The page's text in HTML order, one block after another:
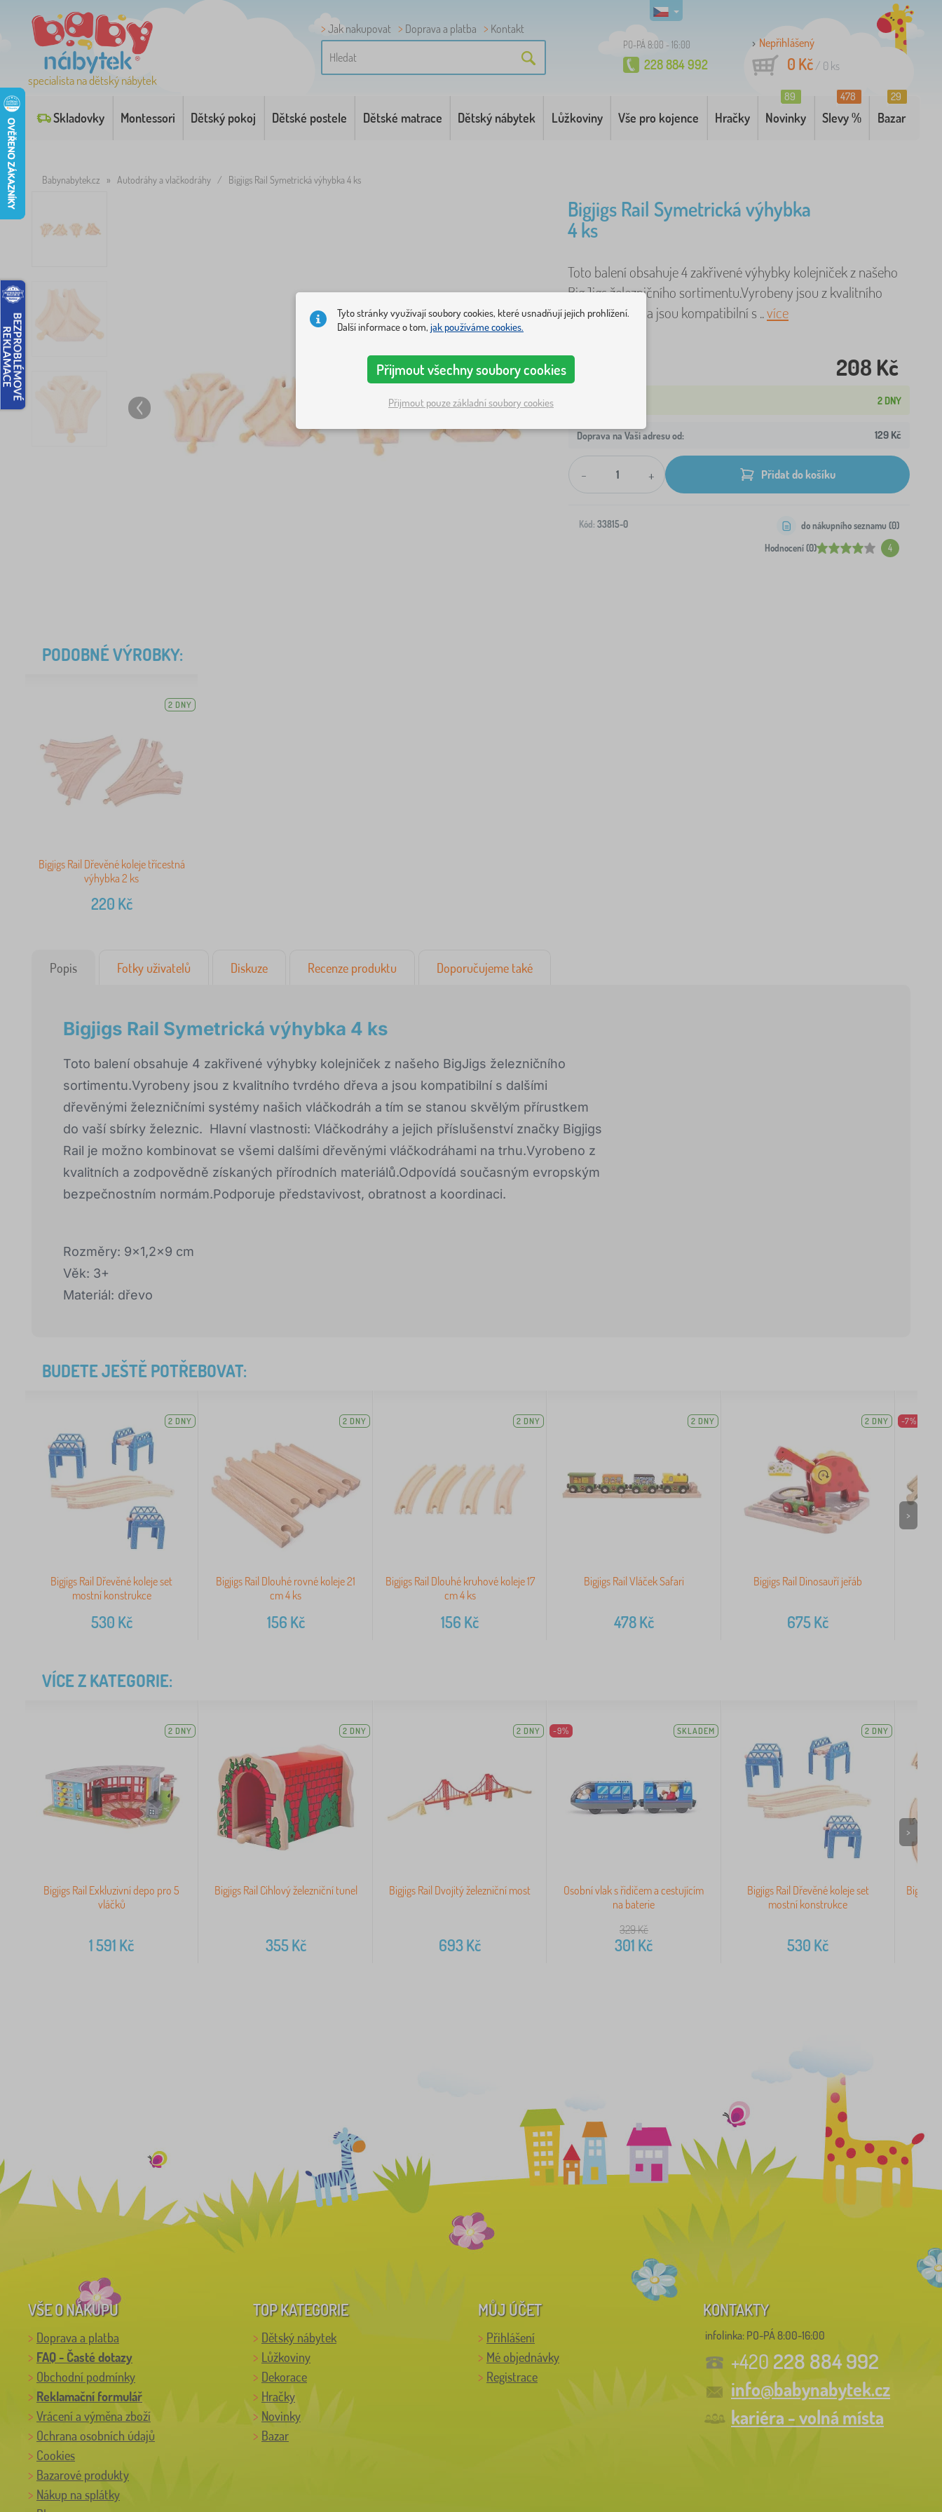
specialista na dětský nábytek
Jak nakupovat Doprava a platba Kontakt
PO-PÁ 8:00 - 16:00
228 884 992
Nepřihlášený
0 Kč/ 0 ks
Skladovky Montessori Dětský pokoj Dětské postele Dětské matrace Dětský nábytek Lůžkoviny Vše pro kojence Hračky Novinky
89
Slevy %
478
Bazar
29
Babynabytek.cz » Autodráhy a vlačkodráhy / Bigjigs Rail Symetrická výhybka 4 ks
Bigjigs Rail Symetrická výhybka
4 ks
Toto balení obsahuje 4 zakřivené výhybky kolejniček z našeho
BigJigs železničního sortimentu.Vyrobeny jsou z kvalitního
tvrdého dřeva a jsou kompatibilní s ..více
208 Kč
2 DNY
Doprava na Vaši adresu od: 129 Kč
- + Přidat do košíku
Kód: 33815-0
Hodnocení (0) 4
do nákupního seznamu (0)
PODOBNÉ VÝROBKY:
2 DNY
Bigjigs Rail Dřevěné koleje třícestná
výhybka 2 ks
220 Kč
Popis Fotky uživatelů Diskuze Recenze produktu Doporučujeme také
Bigjigs Rail Symetrická výhybka 4 ks
Toto balení obsahuje 4 zakřivené výhybky kolejniček z našeho BigJigs železničního
sortimentu.Vyrobeny jsou z kvalitního tvrdého dřeva a jsou kompatibilní s dalšími
dřevěnými železničními systémy našich vláčkodráh a tím se stanou skvělým přírustkem
do vaší sbírky železnic. Hlavní vlastnosti: Vláčkodráhy a jejich příslušenství značky Bigjigs
Rail je možno kombinovat se všemi dalšími dřevěnými vláčkodráhami na trhu.Vyrobeno z
kvalitních a zodpovědně získaných přírodních materiálů.Odpovídá současným evropským
bezpečnostním normám.Podporuje představivost, obratnost a koordinaci.
Rozměry: 9x1,2x9 cm
Věk: 3+
Materiál: dřevo
BUDETE JEŠTĚ POTŘEBOVAT:
2 DNY
Bigjigs Rail Dřevěné koleje set
mostní konstrukce
530 Kč
2 DNY
Bigjigs Rail Dlouhé rovné koleje 21
cm 4 ks
156 Kč
2 DNY
Bigjigs Rail Dlouhé kruhové koleje 17
cm 4 ks
156 Kč
2 DNY
Bigjigs Rail Vláček Safari
478Kč
2 DNY
Bigjigs Rail Dinosauří jeřáb
675Kč
-7%
>
VÍCE Z KATEGORIE:
2 DNY
Bigjigs Rail Exkluzivní depo pro 5
vláčků
1 591 Kč
2 DNY
Bigjigs Rail Cihlový železniční tunel
355Kč
2 DNY
Bigjigs Rail Dvojitý železniční most
693Kč
-9% SKLADEM
Osobní vlak s řidičem a cestujícím
na baterie
329Kč
301 Kč
2 DNY
Bigjigs Rail Dřevěné koleje set
mostní konstrukce
530 Kč
Bigjigs
>
VŠE O NÁKUPU
Doprava a platba
FAQ - Časté dotazy
Obchodní podmínky
Reklamační formulář
Vrácení a výměna zboží
Ochrana osobních údajů
Cookies
Bazarové produkty
Nákup na splátky
TOP KATEGORIE
Dětský nábytek
Lůžkoviny
Dekorace
Hračky
Novinky
Bazar
MŮJ ÚČET
Přihlášení
Mé objednávky
Registrace
KONTAKTY
infolinka: PO-PÁ 8:00-16:00
+420 228 884 992
info@babynabytek.cz
kariéra - volná místa
Tyto stránky využívají soubory cookies, které usnadňují jejich prohlížení.
Další informace o tom, jak používáme cookies.
Přijmout všechny soubory cookies
Přijmout pouze základní soubory cookies